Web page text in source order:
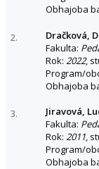
Obhajoba
2.
Dračková,
Fakulta:
Rok: 2022,
Program/
Obhajoba
3.
Jiravová,
Fakulta:
Rok: 2011,
Program/
Obhajoba